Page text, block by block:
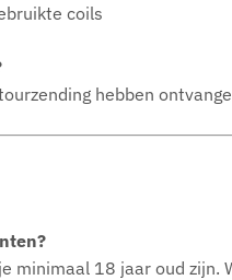
coils
hebben
minimaal 18 jaar oud zijn.